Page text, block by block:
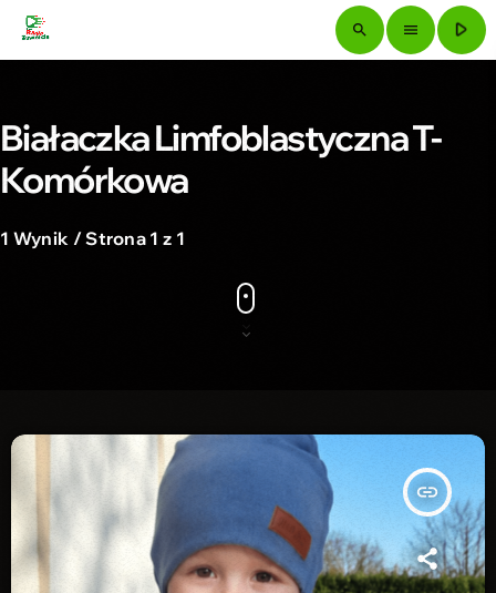
search menu play_arrow
Białaczka Limfoblastyczna T-
Komórkowa
1 Wynik / Strona 1 z 1
insert_link